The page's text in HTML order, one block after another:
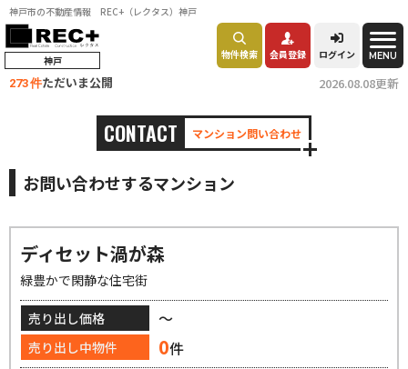
神戸市の不動産情報 REC+（レクタス）神戸
神戸 物件検索 会員登録 ログイン MENU
273 件ただいま公開 2026.08.08更新
CONTACT マンション問い合わせ
お問い合わせするマンション
ディセット渦が森
緑豊かで閑静な住宅街
売り出し価格 ～
売り出し中物件 0件